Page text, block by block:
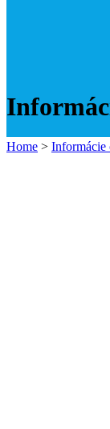
Home > Informácie